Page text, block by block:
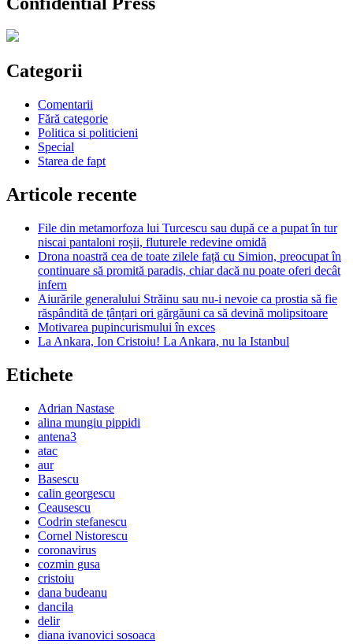
Categorii
Comentarii
Fără categorie
Politica si politicieni
Special
Starea de fapt
Articole recente
File din metamorfoza lui Turcescu sau după ce a pupat în tur
niscai pantaloni roșii, fluturele redevine omidă
Drona noastră cea de toate zilele față cu Simion, preocupat în
continuare să promită paradis, chiar dacă nu poate oferi decât
infern
Aiurările generalului Străinu sau nu-i nevoie ca prostia să fie
răspândită de țânțari ori gărgăuni ca să devină molipsitoare
Motivarea pupincurismului în exces
La Ankara, Ion Cristoiu! La Ankara, nu la Istanbul
Etichete
Adrian Nastase
alina mungiu pippidi
antena3
atac
aur
Basescu
calin georgescu
Ceausescu
Codrin stefanescu
Cornel Nistorescu
coronavirus
cozmin gusa
cristoiu
dana budeanu
dancila
delir
diana ivanovici sosoaca